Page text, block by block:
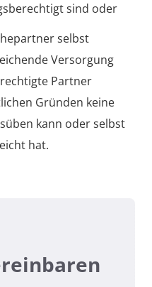
sind oder
selbst
Versorgung
Partner
Gründen keine
kann oder selbst
hat.